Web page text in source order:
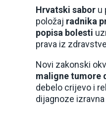
Hrvatski sabor u
položaj radnika
popisa bolesti
prava iz
Novi zakonski
maligne tumore
debelo crijevo i
dijagnoze